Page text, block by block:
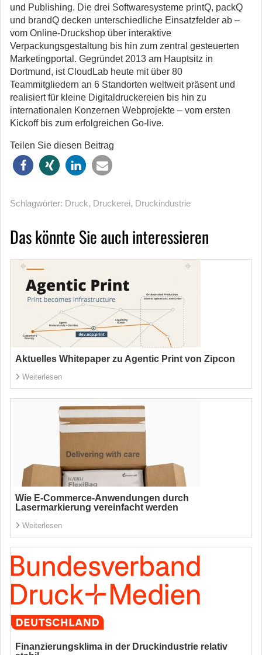
und Publishing. Die drei Softwaresysteme printQ, packQ
und brandQ decken unterschiedliche Einsatzfelder ab –
vom Online-Druckshop über interaktive
Verpackungsgestaltung bis hin zum zentral gesteuerten
Marketingportal. Gegründet 2013 am Hauptsitz in
Dortmund, ist CloudLab heute mit über 80
Teammitgliedern an 6 Standorten weltweit präsent und
realisiert für kleine Digitaldruckereien bis hin zu
internationalen Konzernen Webprojekte – vom ersten
Kickoff bis zum erfolgreichen Go-live.
Teilen Sie diesen Beitrag
Schlagwörter: Druck, Druckerei, Druckindustrie
Das könnte Sie auch interessieren
Aktuelles Whitepaper zu Agentic Print von Zipcon
Weiterlesen
Wie E-Commerce-Anwendungen durch
Lasermarkierung vereinfacht werden
Weiterlesen
Finanzierungsklima in der Druckindustrie relativ